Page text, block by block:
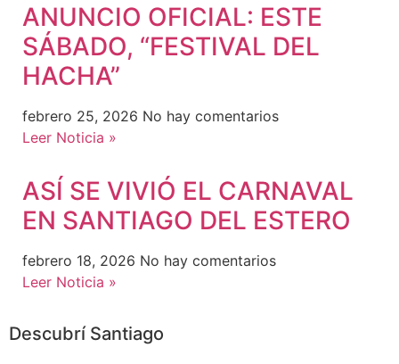
ANUNCIO OFICIAL: ESTE
SÁBADO, “FESTIVAL DEL
HACHA”
febrero 25, 2026 No hay comentarios
Leer Noticia »
ASÍ SE VIVIÓ EL CARNAVAL
EN SANTIAGO DEL ESTERO
febrero 18, 2026 No hay comentarios
Leer Noticia »
Descubrí Santiago